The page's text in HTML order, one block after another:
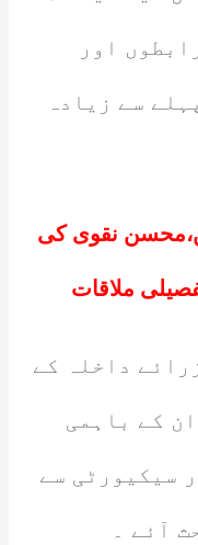
اور
سے زیادہ
نقوی کی
داخلہ کے
کے باہمی
سیکیورٹی سے
آئے ۔